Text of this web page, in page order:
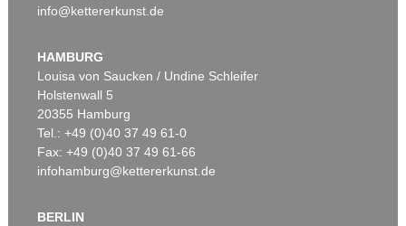
Auktion 355 - Lot 332
Ergebnis:€ 36.600
info@kettererkunst.de
HAMBURG
Louisa von Saucken / Undine Schleifer
Holstenwall 5
20355 Hamburg
Tel.: +49 (0)40 37 49 61-0
Fax: +49 (0)40 37 49 61-66
infohamburg@kettererkunst.de
BERLIN